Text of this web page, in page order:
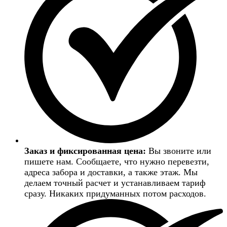
Заказ и фиксированная цена: Вы звоните или
пишете нам. Сообщаете, что нужно перевезти,
адреса забора и доставки, а также этаж. Мы
делаем точный расчет и устанавливаем тариф
сразу. Никаких придуманных потом расходов.